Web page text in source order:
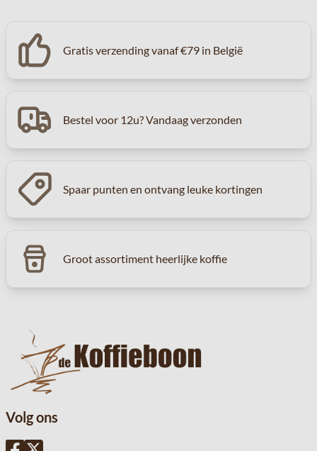
Gratis verzending vanaf €79 in België
Bestel voor 12u? Vandaag verzonden
Spaar punten en ontvang leuke kortingen
Groot assortiment heerlijke koffie
Volg ons